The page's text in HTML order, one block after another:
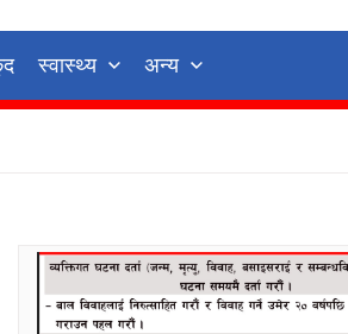
स्वास्थ्य अन्य